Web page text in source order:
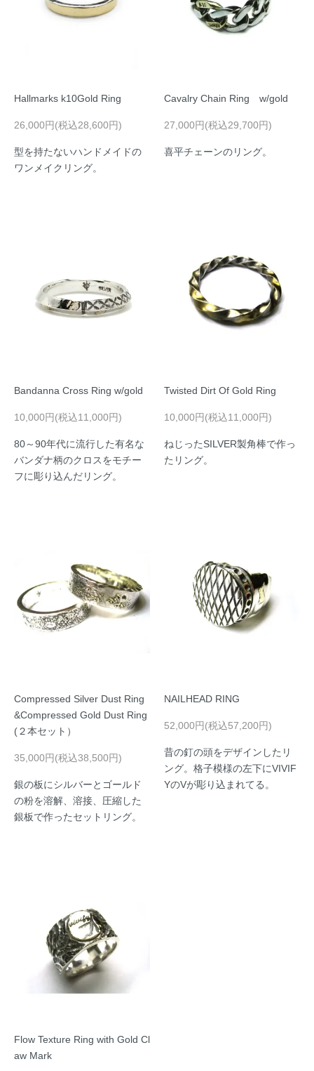
Hallmarks k10Gold Ring
26,000円(税込28,600円)
型を持たないハンドメイドの
ワンメイクリング。
Cavalry Chain Ring w/gold
27,000円(税込29,700円)
喜平チェーンのリング。
Bandanna Cross Ring w/gold
10,000円(税込11,000円)
80～90年代に流行した有名な
バンダナ柄のクロスをモチー
フに彫り込んだリング。
Twisted Dirt Of Gold Ring
10,000円(税込11,000円)
ねじったSILVER製角棒で作っ
たリング。
Compressed Silver Dust Ring
&Compressed Gold Dust Ring
(２本セット）
35,000円(税込38,500円)
銀の板にシルバーとゴールド
の粉を溶解、溶接、圧縮した
銀板で作ったセットリング。
NAILHEAD RING
52,000円(税込57,200円)
昔の釘の頭をデザインしたリ
ング。格子模様の左下にVIVIF
YのVが彫り込まれてる。
Flow Texture Ring with Gold Cl
aw Mark